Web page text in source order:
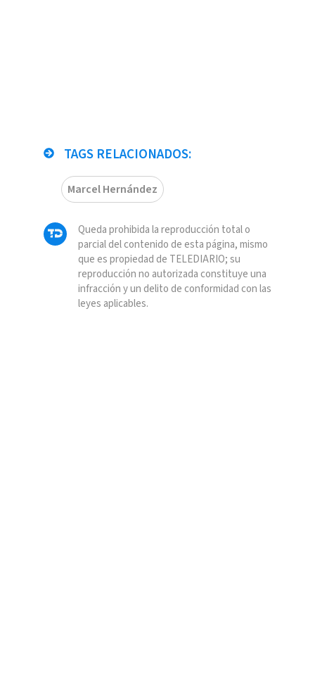
TAGS RELACIONADOS:
Marcel Hernández
Queda prohibida la reproducción total o
parcial del contenido de esta página, mismo
que es propiedad de TELEDIARIO; su
reproducción no autorizada constituye una
infracción y un delito de conformidad con las
leyes aplicables.